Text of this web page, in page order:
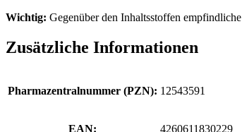
Wichtig: Gegenüber den Inhaltsstoffen
Zusätzliche Informationen
Pharmazentralnummer (PZN): 12543591
EAN: 4260611830229